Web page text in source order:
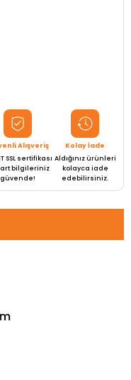
Alışveriş
SSL sertifikası
bilgileriniz
güvende!
Kolay İade
Aldığınız ürünleri
kolayca iade
edebilirsiniz.